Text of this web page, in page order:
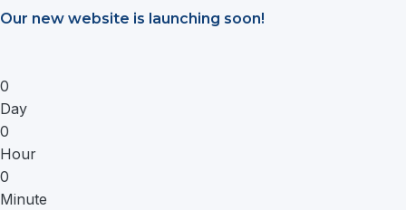
Saltar
Our new website is launching soon!
0
Day
0
Hour
0
Minute